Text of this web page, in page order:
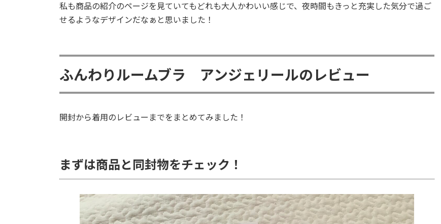
私も商品の紹介のページを見ていてもどれも大人かわいい感じで、夜時間もきっと充実した気分で過ご
せるようなデザインだなぁと思いました！
ふんわりルームブラ アンジェリールのレビュー
開封から着用のレビューまでをまとめてみました！
まずは商品と同封物をチェック！